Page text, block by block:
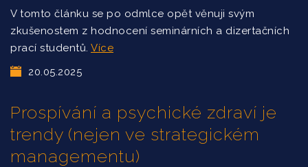
V tomto článku se po odmlce opět věnuji svým
zkušenostem z hodnocení seminárních a dizertačních
prací studentů. Více
20.05.2025
Prospívání a psychické zdraví je
trendy (nejen ve strategickém
managementu)